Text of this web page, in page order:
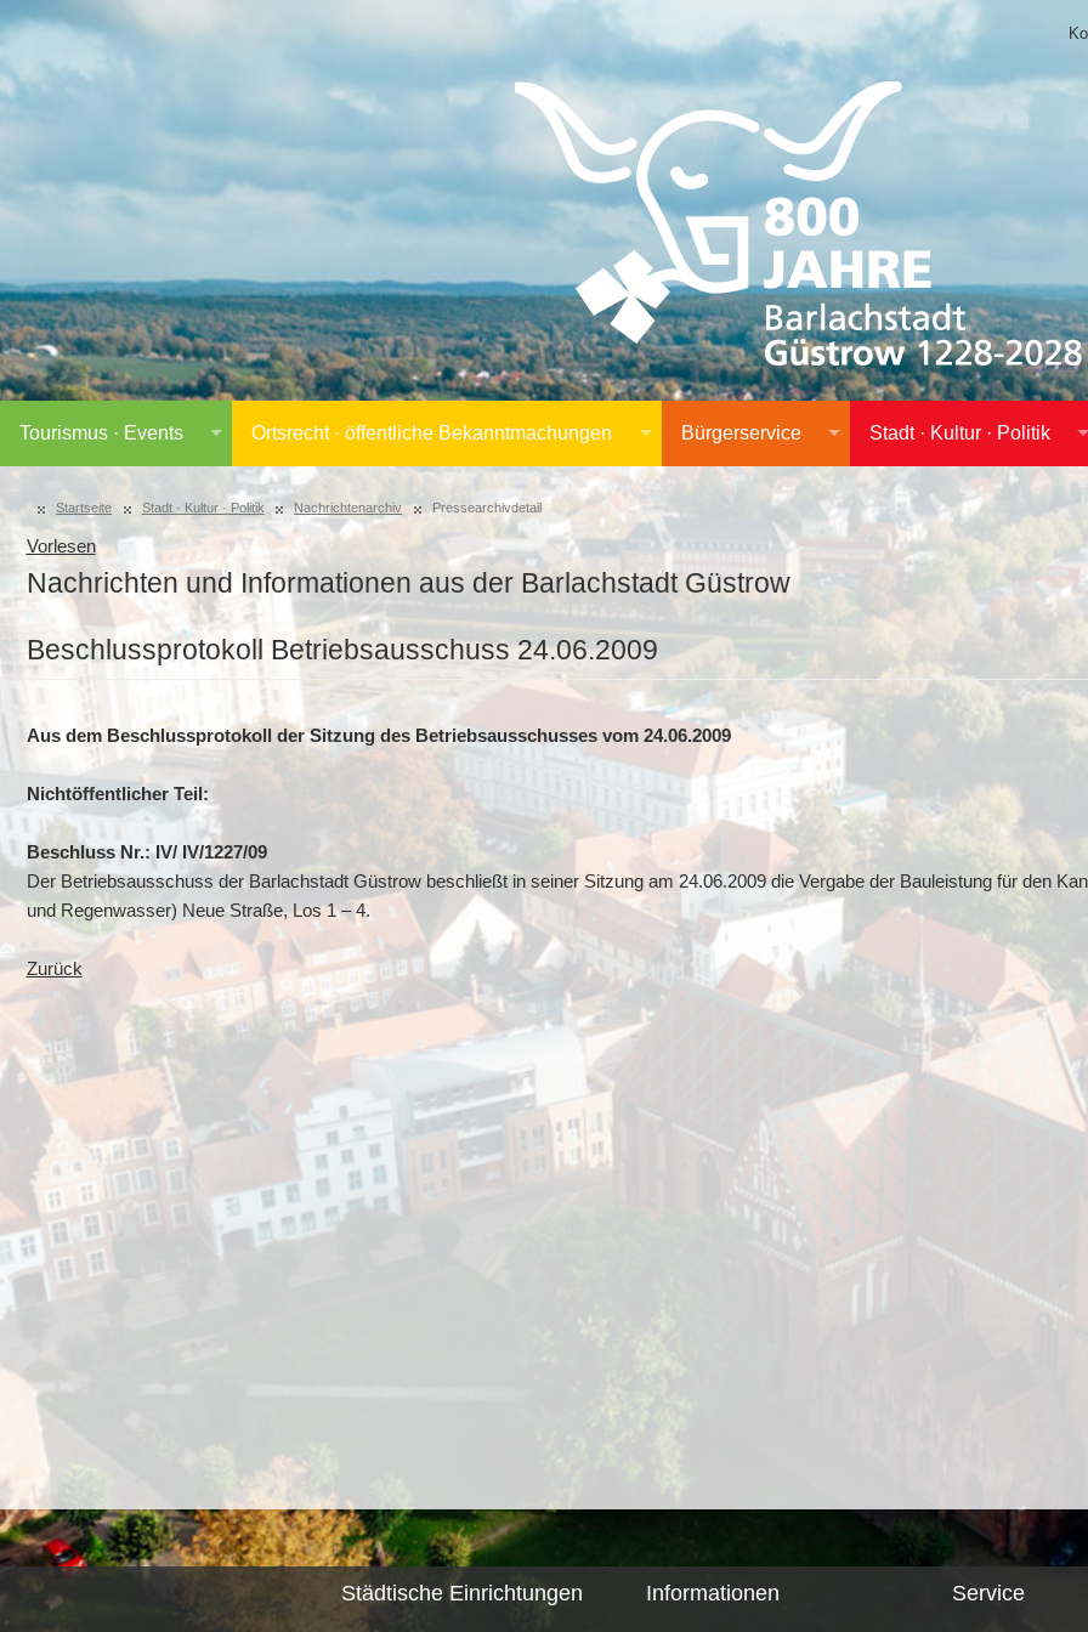
Tourismus · Events Ortsrecht · öffentliche Bekanntmachungen Bürgerservice Stadt · Kultur · Politik
Startseite Stadt · Kultur · Politik Nachrichtenarchiv Pressearchivdetail
Vorlesen
Nachrichten und Informationen aus der Barlachstadt Güstrow
Beschlussprotokoll Betriebsausschuss 24.06.2009
Aus dem Beschlussprotokoll der Sitzung des Betriebsausschusses vom 24.06.2009
Nichtöffentlicher Teil:
Beschluss Nr.: IV/ IV/1227/09
Der Betriebsausschuss der Barlachstadt Güstrow beschließt in seiner Sitzung am 24.06.2009 die Vergabe der Bauleistung für den
und Regenwasser) Neue Straße, Los 1 – 4.
Zurück
Städtische Einrichtungen Informationen Service